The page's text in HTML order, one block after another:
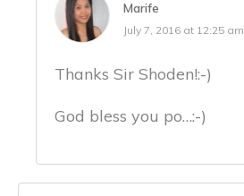
Marife
July 7, 2016 at 12:25 am
Thanks Sir Shoden!:-)
God bless you po…:-)